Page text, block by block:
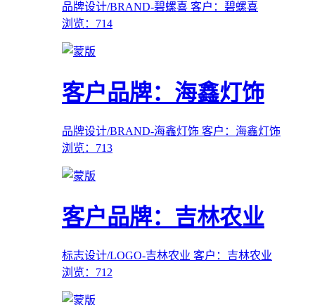
品牌设计/BRAND-碧螺喜 客户：碧螺喜
浏览：714
客户品牌：海鑫灯饰
品牌设计/BRAND-海鑫灯饰 客户：海鑫灯饰
浏览：713
客户品牌：吉林农业
标志设计/LOGO-吉林农业 客户：吉林农业
浏览：712